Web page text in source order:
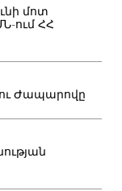
մոտ
ում ՀՀ
ու Ժապարովը